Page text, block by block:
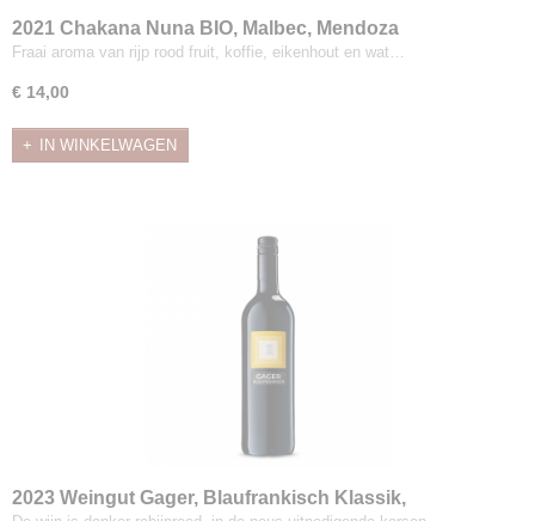
2021 Chakana Nuna BIO, Malbec, Mendoza
Fraai aroma van rijp rood fruit, koffie, eikenhout en wat…
€ 14,00
IN WINKELWAGEN
2023 Weingut Gager, Blaufrankisch Klassik,